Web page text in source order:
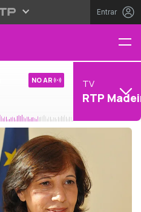
Entrar
NO AR TV
RTP